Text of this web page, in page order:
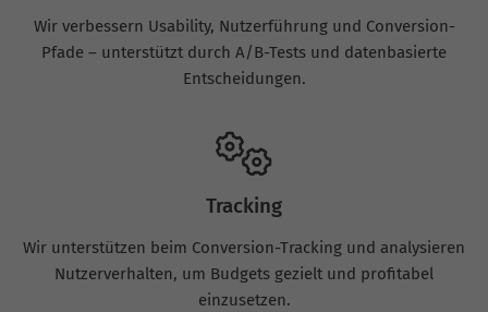
Wir verbessern Usability, Nutzerführung und Conversion-
Pfade – unterstützt durch A/B-Tests und datenbasierte
Entscheidungen.
Tracking
Wir unterstützen beim Conversion-Tracking und analysieren
Nutzerverhalten, um Budgets gezielt und profitabel
einzusetzen.